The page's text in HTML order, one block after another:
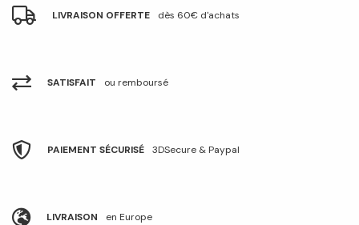
LIVRAISON OFFERTE dès 60€ d'achats
SATISFAIT ou remboursé
PAIEMENT SÉCURISÉ 3DSecure & Paypal
LIVRAISON en Europe